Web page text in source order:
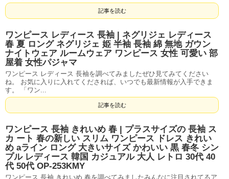
記事を読む
ワンピース レディース 長袖 | ネグリジェ レディース
春 夏 ロング ネグリジェ 姫 半袖 長袖 綿 無地 ガウン
ナイトウェア ルームウェア ワンピース 女性 可愛い 部
屋着 女性パジャマ
ワンピース レディース 長袖を調べてみましたぜひ見てみてください
ね。 お気に入りに入れてくだされば、いつでも最新情報が入手できま
す。 「ワン...
記事を読む
ワンピース 長袖 きれいめ 春 | プラスサイズの 長袖 ス
カ ート 春の新しい スリム ワンピース ドレス きれい
め aライン ロング 大きいサイズ かわいい 黒 春冬 シン
プル レディース 韓国 カジュアル 大人 レトロ 30代 40
代 50代 OP-253KMY
ワンピース 長袖 きれいめ 春を調べてみましたみんなに注目されてるア